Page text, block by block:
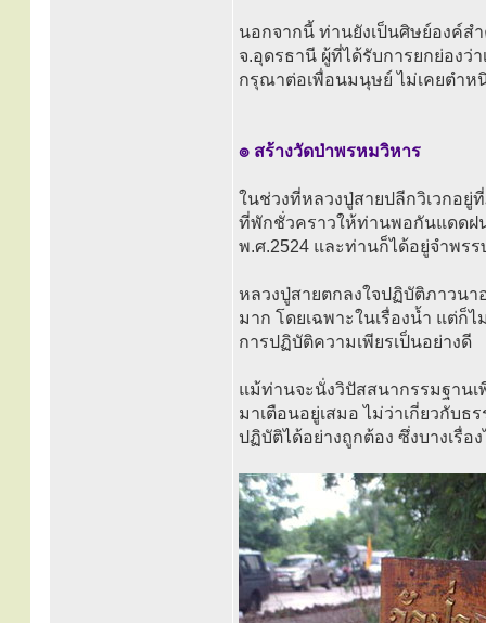
นอกจากนี้ ท่านยังเป็นศิษย์องค์
จ.อุดรธานี ผู้ที่ได้รับการยกย่อง
กรุณาต่อเพื่อนมนุษย์ ไม่เคยตำห
๏ สร้างวัดป่าพรหมวิหาร
ในช่วงที่หลวงปู่สายปลีกวิเวกอยู่
ที่พักชั่วคราวให้ท่านพอกันแดดฝ
พ.ศ.2524 และท่านก็ได้อยู่จำพร
หลวงปู่สายตกลงใจปฏิบัติภาวน
มาก โดยเฉพาะในเรื่องน้ำ แต่ก็
การปฏิบัติความเพียรเป็นอย่างดี
แม้ท่านจะนั่งวิปัสสนากรรมฐานเ
มาเตือนอยู่เสมอ ไม่ว่าเกี่ยวกับ
ปฏิบัติได้อย่างถูกต้อง ซึ่งบางเรื่อ